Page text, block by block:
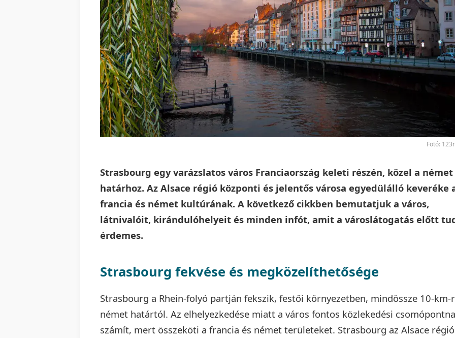
Fotó:
Strasbourg egy varázslatos város Franciaország keleti részén, közel a német
határhoz. Az Alsace régió központi és jelentős városa egyedülálló keveréke
francia és német kultúrának. A következő cikkben bemutatjuk a város,
látnivalóit, kirándulóhelyeit és minden infót, amit a városlátogatás előtt
érdemes.
Strasbourg fekvése és megközelíthetősége
Strasbourg a Rhein-folyó partján fekszik, festői környezetben, mindössze 10-km-
német határtól. Az elhelyezkedése miatt a város fontos közlekedési
számít, mert összeköti a francia és német területeket. Strasbourg az Alsace régió